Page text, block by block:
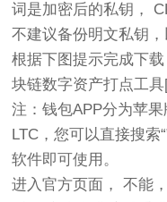
词是加密后的私钥，
不建议备份明文私钥
根据下图提示完成下
块链数字资产打点工
注：钱包APP分为苹果
LTC，您可以直接搜索
软件即可使用。
进入官方页面， 不能